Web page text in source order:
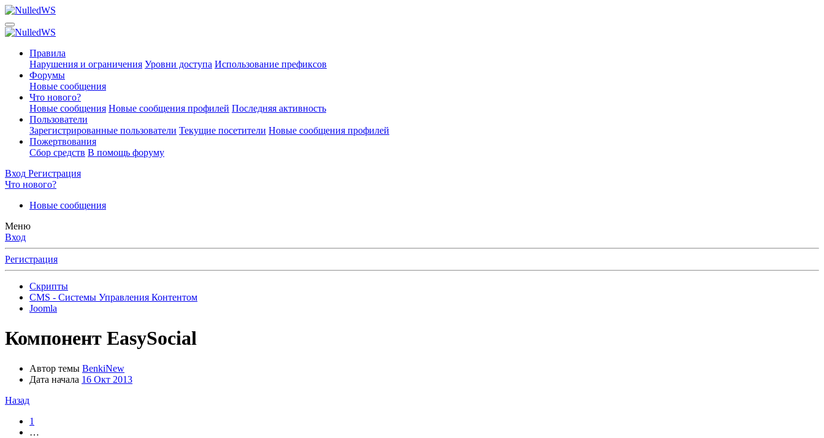
Правила
Нарушения и ограничения Уровни доступа Использование префиксов
Форумы
Новые сообщения
Что нового?
Новые сообщения Новые сообщения профилей Последняя активность
Пользователи
Зарегистрированные пользователи Текущие посетители Новые сообщения профилей
Пожертвования
Сбор средств В помощь форуму
Вход Регистрация
Что нового?
Новые сообщения
Меню
Вход
Регистрация
Скрипты
CMS - Системы Управления Контентом
Joomla
Компонент EasySocial
Автор темы BenkiNew
Дата начала 16 Окт 2013
Назад
1
…